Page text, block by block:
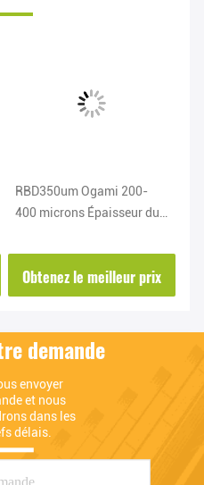
Résistant à l'eau
RBD400um écologique
papier de douche rouleau
de pierre
Obtenez le meilleur prix
demande
envoyer
et nous
dans les
délais.